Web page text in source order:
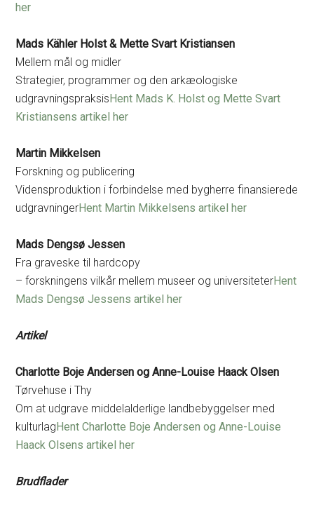
her
Mads Kähler Holst & Mette Svart Kristiansen
Mellem mål og midler
Strategier, programmer og den arkæologiske
udgravningspraksisHent Mads K. Holst og Mette Svart
Kristiansens artikel her
Martin Mikkelsen
Forskning og publicering
Vidensproduktion i forbindelse med bygherre finansierede
udgravningerHent Martin Mikkelsens artikel her
Mads Dengsø Jessen
Fra graveske til hardcopy
– forskningens vilkår mellem museer og universiteterHent
Mads Dengsø Jessens artikel her
Artikel
Charlotte Boje Andersen og Anne-Louise Haack Olsen
Tørvehuse i Thy
Om at udgrave middelalderlige landbebyggelser med
kulturlagHent Charlotte Boje Andersen og Anne-Louise
Haack Olsens artikel her
Brudflader